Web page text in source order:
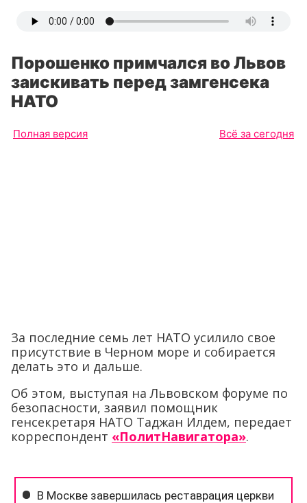
Порошенко примчался во Львов
заискивать перед замгенсека
НАТО
Полная версия Всё за сегодня
За последние семь лет НАТО усилило свое
присутствие в Черном море и собирается
делать это и дальше.
Об этом, выступая на Львовском форуме по
безопасности, заявил помощник
генсекретаря НАТО Таджан Илдем, передает
корреспондент «ПолитНавигатора».